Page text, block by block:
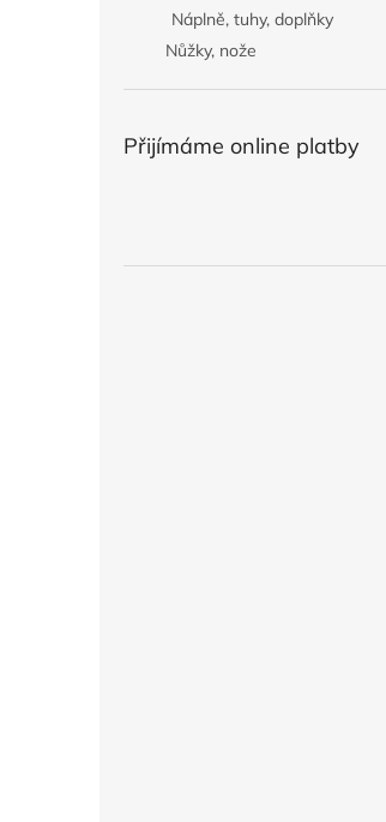
Náplně, tuhy, doplňky
Nůžky, nože
Přijímáme online platby